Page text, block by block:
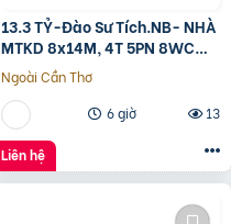
13.3 TỶ-Đào Sư Tích.NB- NHÀ
MTKD 8x14M, 4T 5PN 8WC
FULL NỘI THẤT GỖ ĐỎ
Ngoài Cần Thơ
6 giờ
13
Liên hệ